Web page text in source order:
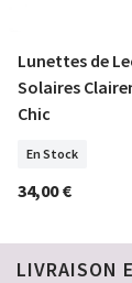
Lunettes de
Solaires
Chic
En Stock
34,00 €
LIVRAISON